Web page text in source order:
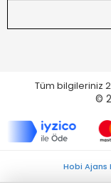
Tüm bilgileriniz
©
Hobi Ajans